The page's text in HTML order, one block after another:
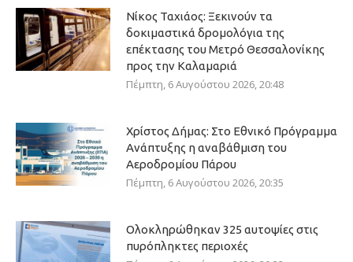
Νίκος Ταχιάος: Ξεκινούν τα
δοκιμαστικά δρομολόγια της
επέκτασης του Μετρό Θεσσαλονίκης
προς την Καλαμαριά
Πέμπτη, 6 Αυγούστου 2026, 20:48
Χρίστος Δήμας: Στο Εθνικό Πρόγραμμα
Ανάπτυξης η αναβάθμιση του
Αεροδρομίου Πάρου
Πέμπτη, 6 Αυγούστου 2026, 20:35
Ολοκληρώθηκαν 325 αυτοψίες στις
πυρόπληκτες περιοχές